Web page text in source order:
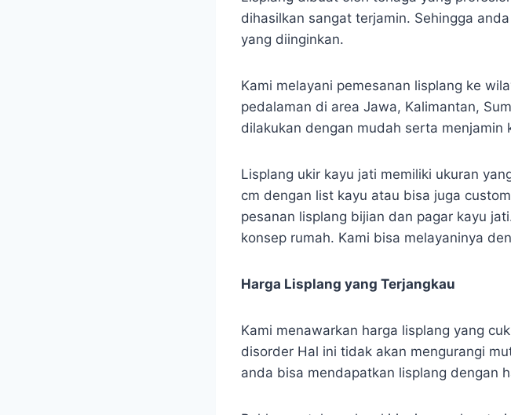
dihasilkan sangat terjamin. Sehingga
yang diinginkan.
Kami melayani pemesanan lisplang ke
pedalaman di area Jawa, Kalimantan,
dilakukan dengan mudah serta menjamin
Lisplang ukir kayu jati memiliki ukuran
cm dengan list kayu atau bisa juga
pesanan lisplang bijian dan pagar kayu
konsep rumah. Kami bisa melayaninya
Harga Lisplang yang Terjangkau
Kami menawarkan harga lisplang yang
disorder Hal ini tidak akan mengurangi
anda bisa mendapatkan lisplang dengan